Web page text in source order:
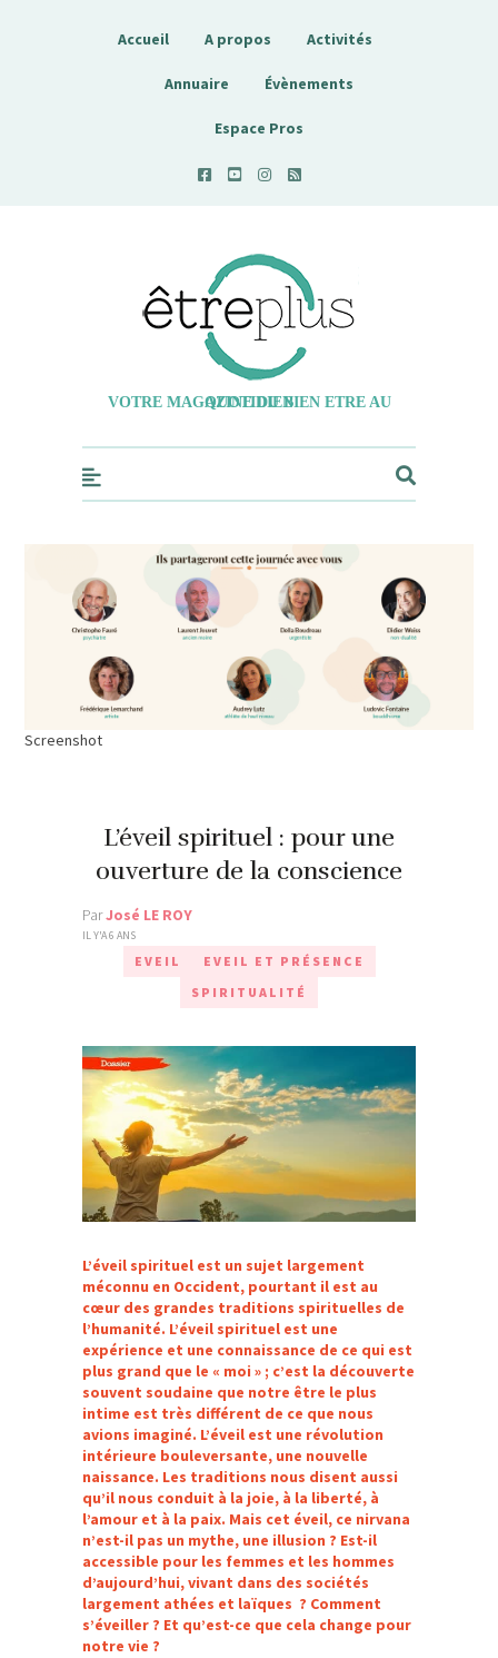
Accueil A propos Activités
Annuaire Évènements
Espace Pros
Etreplus
VOTRE MAGAZINE DU BIEN ETRE AU QUOTIDIEN
Screenshot
L’éveil spirituel : pour une
ouverture de la conscience
ParJosé LE ROY
IL Y'A 6 ANS
EVEIL
EVEIL ET PRÉSENCE
SPIRITUALITÉ
L’éveil spirituel est un sujet largement
méconnu en Occident, pourtant il est au
cœur des grandes traditions spirituelles de
l’humanité. L’éveil spirituel est une
expérience et une connaissance de ce qui est
plus grand que le « moi » ; c’est la découverte
souvent soudaine que notre être le plus
intime est très différent de ce que nous
avions imaginé. L’éveil est une révolution
intérieure bouleversante, une nouvelle
naissance. Les traditions nous disent aussi
qu’il nous conduit à la joie, à la liberté, à
l’amour et à la paix. Mais cet éveil, ce nirvana
n’est-il pas un mythe, une illusion ? Est-il
accessible pour les femmes et les hommes
d’aujourd’hui, vivant dans des sociétés
largement athées et laïques ? Comment
s’éveiller ? Et qu’est-ce que cela change pour
notre vie ?